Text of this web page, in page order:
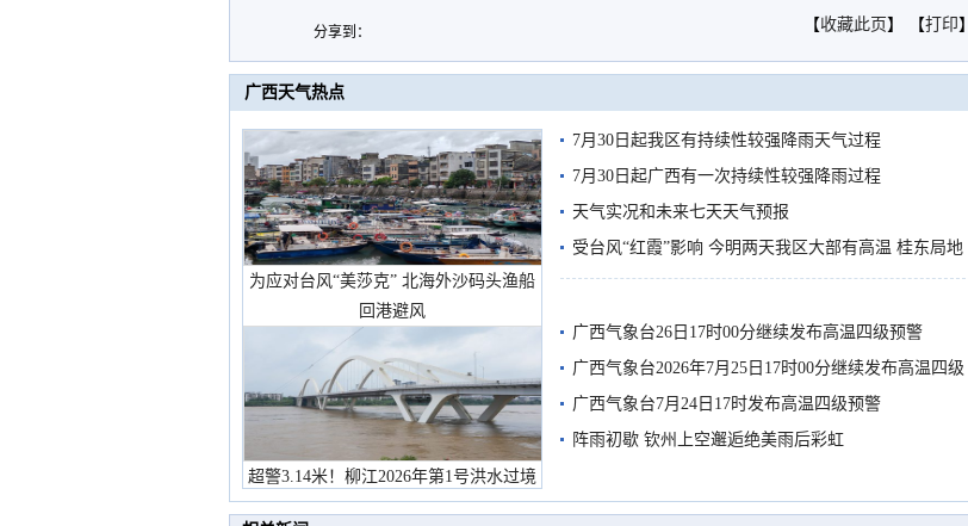
分享到： 【收藏此页 】 【打印】
广西天气热点
为应对台风“美莎克” 北海外沙码头渔船
回港避风
超警3.14米！柳江2026年第1号洪水过境
市民在堤岸见证汛况
7月30日起我区有持续性较强降雨天气过程
7月30日起广西有一次持续性较强降雨过程
天气实况和未来七天天气预报
受台风“红霞”影响 今明两天我区大部有高温 桂东局地
有较强降雨
广西气象台26日17时00分继续发布高温四级预警
广西气象台2026年7月25日17时00分继续发布高温四级
预警
广西气象台7月24日17时发布高温四级预警
阵雨初歇 钦州上空邂逅绝美雨后彩虹